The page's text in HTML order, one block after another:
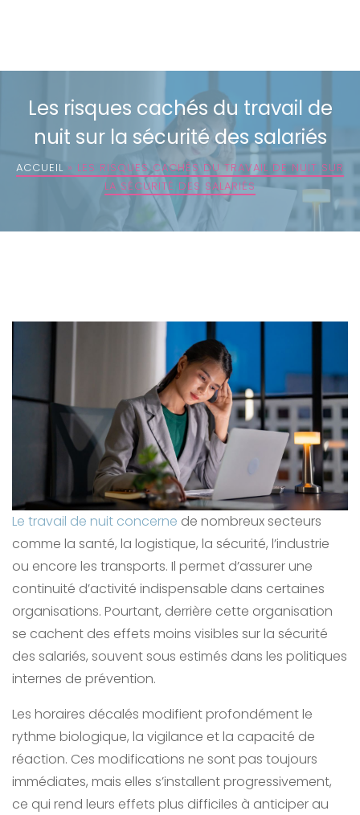
Les risques cachés du travail de
nuit sur la sécurité des salariés
ACCUEIL » LES RISQUES CACHÉS DU TRAVAIL DE NUIT SUR
LA SÉCURITÉ DES SALARIÉS
Le travail de nuit concerne de nombreux secteurs
comme la santé, la logistique, la sécurité, l’industrie
ou encore les transports. Il permet d’assurer une
continuité d’activité indispensable dans certaines
organisations. Pourtant, derrière cette organisation
se cachent des effets moins visibles sur la sécurité
des salariés, souvent sous estimés dans les politiques
internes de prévention.
Les horaires décalés modifient profondément le
rythme biologique, la vigilance et la capacité de
réaction. Ces modifications ne sont pas toujours
immédiates, mais elles s’installent progressivement,
ce qui rend leurs effets plus difficiles à anticiper au